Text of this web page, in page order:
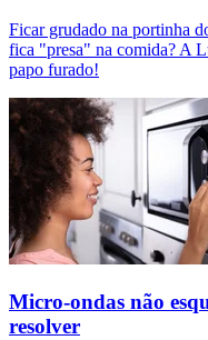
Ficar grudado na portinha
fica "presa" na comida? A
papo furado!
Micro-ondas não
resolver